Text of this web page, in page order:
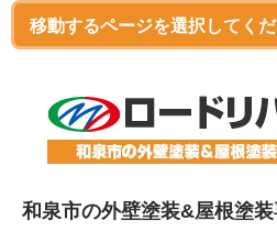
和泉市の外壁塗装&屋根塗